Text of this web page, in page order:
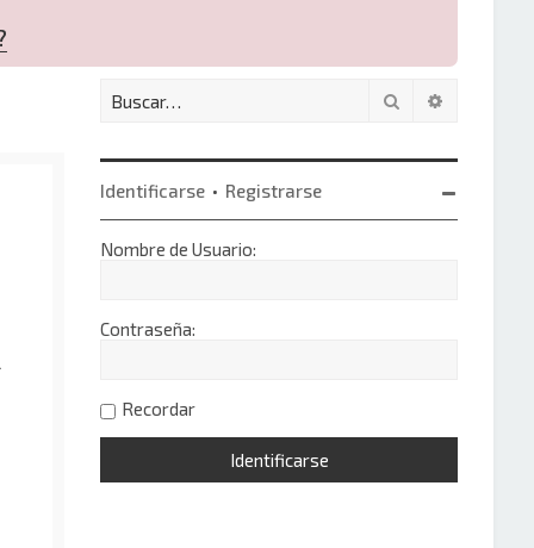
Buscar
Identificarse • Registrarse
Nombre de Usuario:
Contraseña:
Recordar